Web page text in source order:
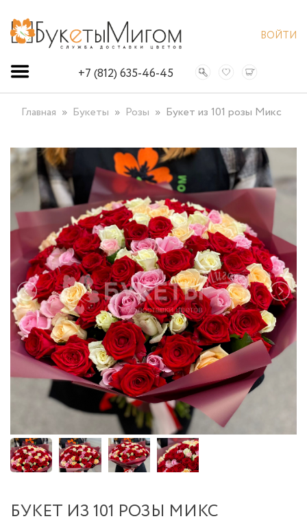
ВОЙТИ
+7 (812) 635-46-45
Главная Букеты Розы Букет из 101 розы Микс
БУКЕТ ИЗ 101 РОЗЫ МИКС